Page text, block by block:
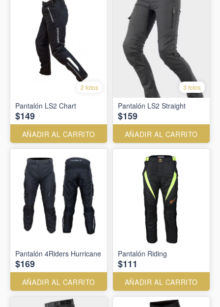
2 fotos
Pantalón LS2 Chart
$149
AÑADIR AL CARRITO
3 fotos
Pantalón LS2 Straight
$159
AÑADIR AL CARRITO
Pantalón 4Riders Hurricane
$169
AÑADIR AL CARRITO
Pantalón Riding
$111
AÑADIR AL CARRITO